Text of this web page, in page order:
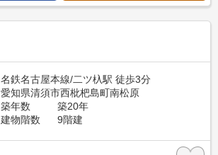
名鉄名古屋本線/二ツ杁駅 徒歩3分
愛知県清須市西枇杷島町南松原
築年数
築20年
建物階数
9階建